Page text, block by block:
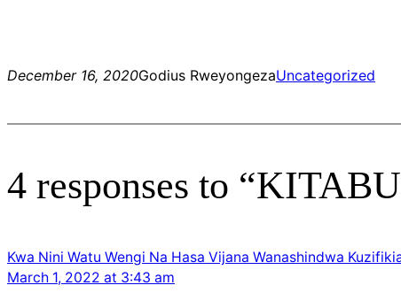
December 16, 2020Godius RweyongezaUncategorized
4 responses to
Kwa Nini Watu Wengi Na Hasa Vijana Wanashindwa
March 1, 2022 at 3:43 am